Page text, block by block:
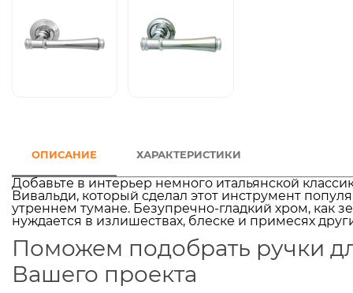
ОПИСАНИЕ ХАРАКТЕРИСТИКИ
Добавьте в интерьер немного итальянской
Вивальди, который сделал этот инструмент
утреннем тумане. Безупречно-гладкий хром, как
нуждается в излишествах, блеске и примесях
Поможем подобрать ручки
Вашего проекта